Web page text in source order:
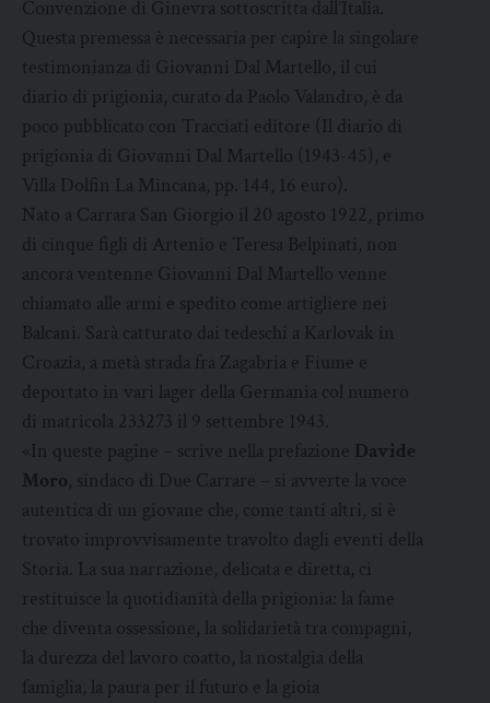
Convenzione di Ginevra sottoscritta dall’Italia.
Questa premessa è necessaria per capire la singolare
testimonianza di Giovanni Dal Martello, il cui
diario di prigionia, curato da Paolo Valandro, è da
poco pubblicato con Tracciati editore (Il diario di
prigionia di Giovanni Dal Martello (1943-45), e
Villa Dolfin La Mincana, pp. 144, 16 euro).
Nato a Carrara San Giorgio il 20 agosto 1922, primo
di cinque figli di Artenio e Teresa Belpinati, non
ancora ventenne Giovanni Dal Martello venne
chiamato alle armi e spedito come artigliere nei
Balcani. Sarà catturato dai tedeschi a Karlovak in
Croazia, a metà strada fra Zagabria e Fiume e
deportato in vari lager della Germania col numero
di matricola 233273 il 9 settembre 1943.
«In queste pagine – scrive nella prefazione Davide
Moro, sindaco di Due Carrare – si avverte la voce
autentica di un giovane che, come tanti altri, si è
trovato improvvisamente travolto dagli eventi della
Storia. La sua narrazione, delicata e diretta, ci
restituisce la quotidianità della prigionia: la fame
che diventa ossessione, la solidarietà tra compagni,
la durezza del lavoro coatto, la nostalgia della
famiglia, la paura per il futuro e la gioia